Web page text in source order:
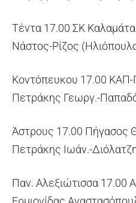
Τέντα 17.00 ΣΚ
Νάστος-Ρίζος
Κοντόπευκου 17.00 ΚΑΠ-
Πετράκης Γεωργ.-
Άστρους 17.00 Πήγασος
Πετράκης Ιωάν.-
Παν. Αλεξιώτισσα 17.00